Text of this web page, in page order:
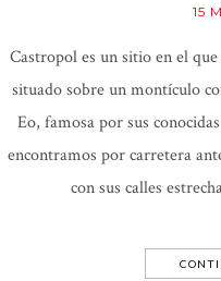
15
Castropol es un sitio en el
situado sobre un montículo
Eo, famosa por sus
encontramos por carretera
con sus calles